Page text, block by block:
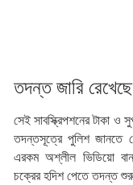
তদন্ত জারি
সেই সাবস্ক্রিপশনের টাকা ও
তদন্তসূত্রে পুলিশ জানতে
এরকম অশ্লীল ভিডিয়ো
চক্রের হদিশ পেতে তদন্ত